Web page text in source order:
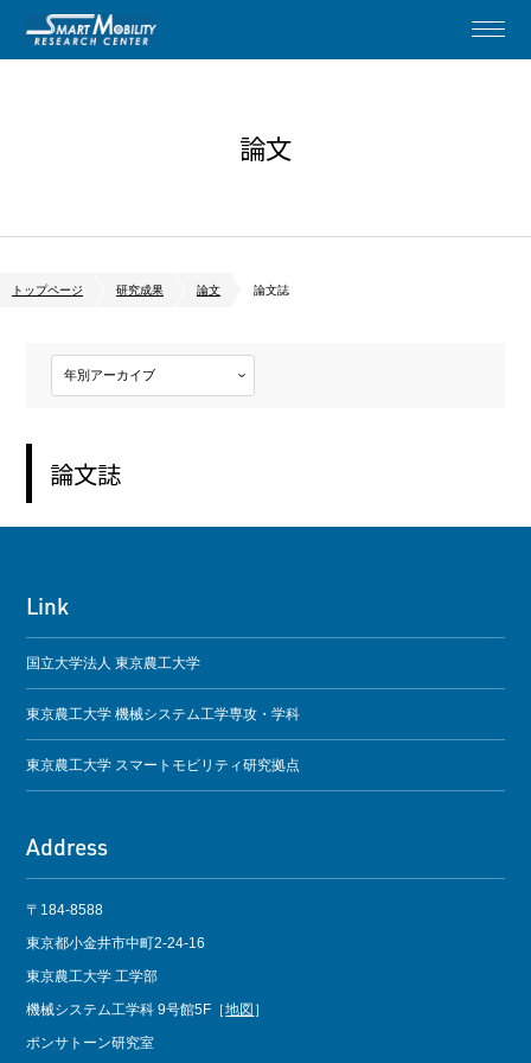
論文
トップページ 研究成果 論文 論文誌
論文誌
Link
国立大学法人 東京農工大学
東京農工大学 機械システム工学専攻・学科
東京農工大学 スマートモビリティ研究拠点
Address
〒184-8588
東京都小金井市中町2-24-16
東京農工大学 工学部
機械システム工学科 9号館5F［地図 ］
ポンサトーン研究室